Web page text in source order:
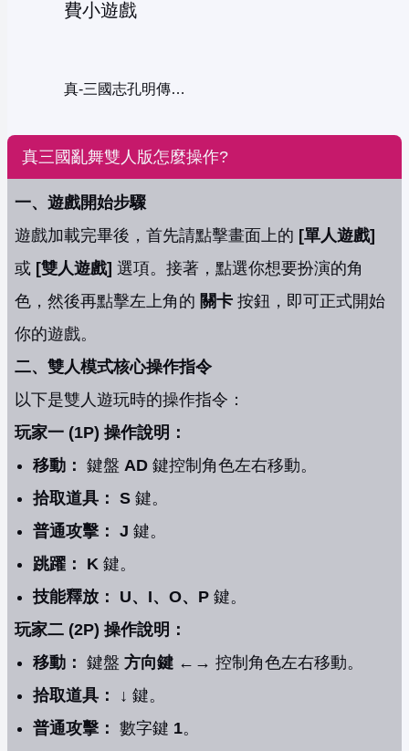
真-三國志孔明傳中文版
真三國亂舞雙人版怎麼操作?
一、遊戲開始步驟
遊戲加載完畢後，首先請點擊畫面上的 [單人遊戲]
或 [雙人遊戲] 選項。接著，點選你想要扮演的角
色，然後再點擊左上角的 關卡 按鈕，即可正式開始
你的遊戲。
二、雙人模式核心操作指令
以下是雙人遊玩時的操作指令：
玩家一 (1P) 操作說明：
移動： 鍵盤 AD 鍵控制角色左右移動。
拾取道具： S 鍵。
普通攻擊： J 鍵。
跳躍：
K 鍵。
技能釋放：
U、I、O、P 鍵。
玩家二 (2P) 操作說明：
移動： 鍵盤 方向鍵 ←→ 控制角色左右移動。
拾取道具：
↓ 鍵。
普通攻擊： 數字鍵 1。